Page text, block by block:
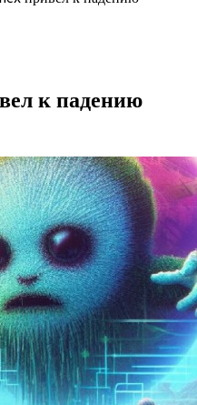
к падению